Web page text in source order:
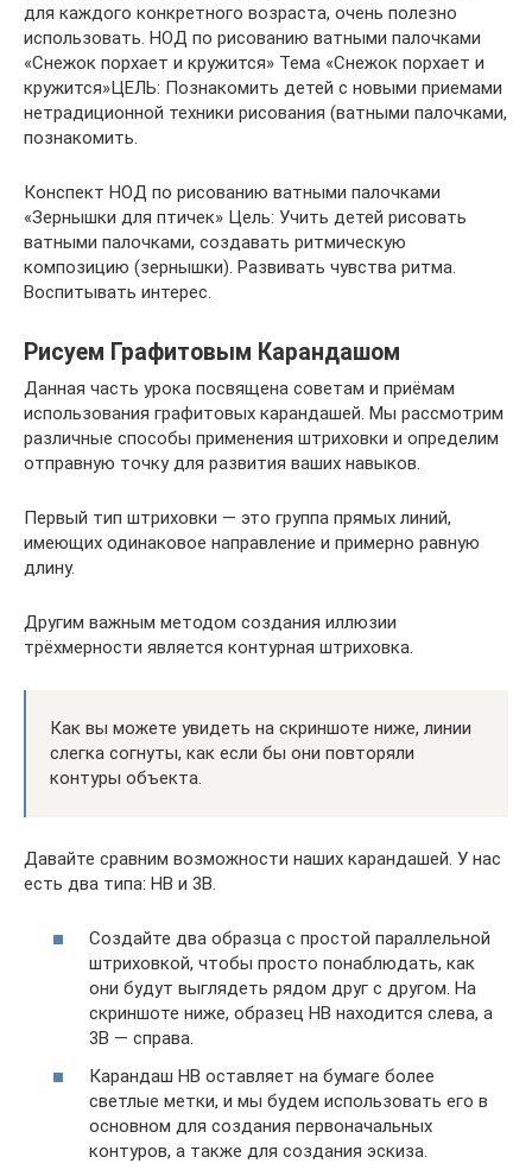
для каждого конкретного возраста, очень полезно
использовать. НОД по рисованию ватными палочками
«Снежок порхает и кружится» Тема «Снежок порхает и
кружится»ЦЕЛЬ: Познакомить детей с новыми приемами
нетрадиционной техники рисования (ватными палочками,
познакомить.
Конспект НОД по рисованию ватными палочками
«Зернышки для птичек» Цель: Учить детей рисовать
ватными палочками, создавать ритмическую
композицию (зернышки). Развивать чувства ритма.
Воспитывать интерес.
Рисуем Графитовым Карандашом
Данная часть урока посвящена советам и приёмам
использования графитовых карандашей. Мы рассмотрим
различные способы применения штриховки и определим
отправную точку для развития ваших навыков.
Первый тип штриховки — это группа прямых линий,
имеющих одинаковое направление и примерно равную
длину.
Другим важным методом создания иллюзии
трёхмерности является контурная штриховка.
Как вы можете увидеть на скриншоте ниже, линии
слегка согнуты, как если бы они повторяли
контуры объекта.
Давайте сравним возможности наших карандашей. У нас
есть два типа: HB и 3B.
Создайте два образца с простой параллельной
штриховкой, чтобы просто понаблюдать, как
они будут выглядеть рядом друг с другом. На
скриншоте ниже, образец HB находится слева, а
3B — справа.
Карандаш HB оставляет на бумаге более
светлые метки, и мы будем использовать его в
основном для создания первоначальных
контуров, а также для создания эскиза.